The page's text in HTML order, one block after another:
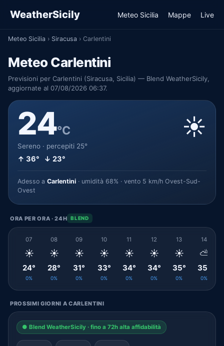
WeatherSicily Meteo Sicilia Mappe Live
Meteo Sicilia › Siracusa › Carlentini
Meteo Carlentini
Previsioni per Carlentini (Siracusa, Sicilia) — Blend WeatherSicily,
aggiornate al 07/08/2026 06:37.
24°C
Sereno · percepiti 25°
↑ 36° ↓ 23°
☀️
Adesso a Carlentini · umidità 68% · vento 5 km/h Ovest-Sud-
Ovest
ORA PER ORA · 24H BLEND
07
☀️
24°
0%
08
☀️
28°
0%
09
☀️
31°
0%
10
☀️
33°
0%
11
☀️
34°
0%
12
☀️
34°
0%
13
☀️
35°
0%
14
⛅
35°
0%
PROSSIMI GIORNI A CARLENTINI
● Blend WeatherSicily · fino a 72h alta affidabilità